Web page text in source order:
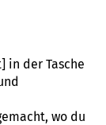
in der Tasche
wo du